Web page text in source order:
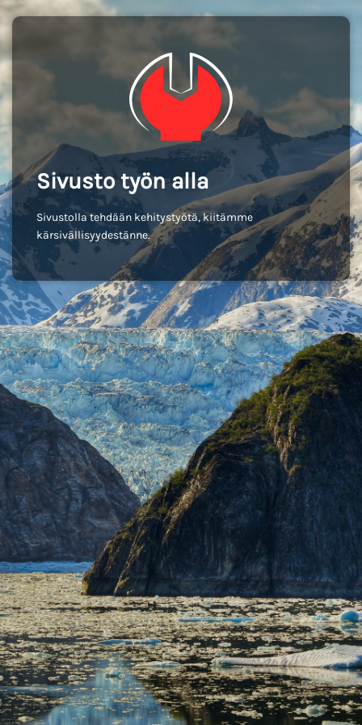
Sivusto työn alla
Sivustolla tehdään kehitystyötä, kiitämme
kärsivällisyydestänne.